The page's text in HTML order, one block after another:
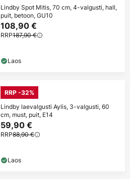
Lindby Spot Mitis, 70 cm, 4-valgusti, hall,
puit, betoon, GU10
108,90 €
RRP187,90 €
Laos
RRP -32%
Lindby laevalgusti Aylis, 3-valgusti, 60
cm, must, puit, E14
59,90 €
RRP88,90 €
Laos